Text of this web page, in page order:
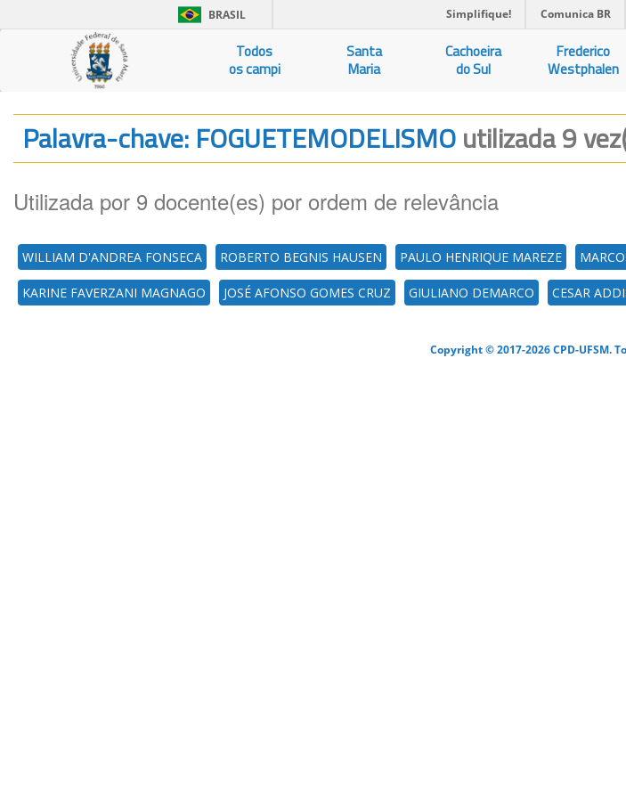
BRASIL Simplifique! Comunica BR
Todos
os campi
Santa
Maria
Cachoeira
do Sul
Frederico
Westphalen
Palavra-chave: FOGUETEMODELISMOutilizada 9
Utilizada por 9 docente(es) por ordem de relevância
WILLIAM D'ANDREA FONSECA ROBERTO BEGNIS HAUSEN PAULO HENRIQUE MAREZE
KARINE FAVERZANI MAGNAGO JOSÉ AFONSO GOMES CRUZ GIULIANO DEMARCO CESAR
Copyright © 2017-2026 CPD-UFSM.